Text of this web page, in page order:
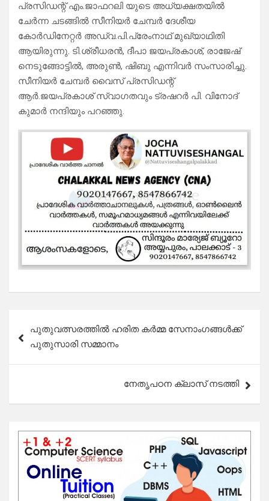
പ്രസിഡന്റ്‌ എം.ജാഫറലി യുടെ അധ്യക്ഷതയിൽ
ചേർന്ന ചടങ്ങിൽ സീനിയർ ചേമ്പർ ദേശീയ
കോർഡിനേറ്റർ അഡ്വ.പി.പ്രേംനാഥ് മുഖ്യാഥിതി
ആയിരുന്നു. ടി.ശ്രീധരൻ, ദീപാ ജയപ്രകാശ്, രാജേഷ്
നെടുങ്ങോട്ടിൽ, അരുൺ, ഷിബു എന്നിവർ സംസാരിച്ചു.
സീനിയർ ചേമ്പർ വൈസ് പ്രസിഡന്റ്‌
ആർ.ജയപ്രകാശ് സ്വാഗതവും ട്രഷറർ പി. വിനോദ്
കുമാർ നന്ദിയും പറഞ്ഞു.
navigation
പുതുവത്സരത്തിൽ ഹരിത കർമ്മ സേനാംഗങ്ങൾക്ക്
പുതുസാരി സമ്മാനം
നേതൃപഠന ക്ലാസ് നടത്തി